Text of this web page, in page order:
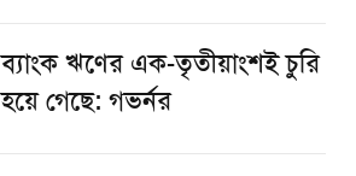
ব্যাংক ঋণের এক-তৃতীয়াংশই চুরি
হয়ে গেছে: গভর্নর